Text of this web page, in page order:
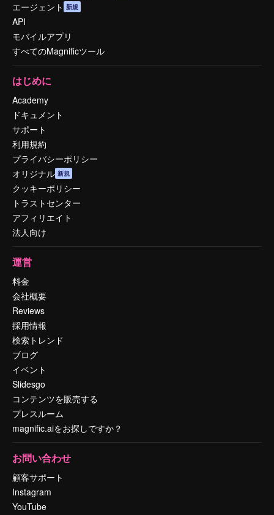
エージェント 新規
API
モバイルアプリ
すべてのMagnificツール
はじめに
Academy
ドキュメント
サポート
利用規約
プライバシーポリシー
オリジナル 新規
クッキーポリシー
トラストセンター
アフィリエイト
法人向け
運営
料金
会社概要
Reviews
採用情報
検索トレンド
ブログ
イベント
Slidesgo
コンテンツを販売する
プレスルーム
magnific.aiをお探しですか？
お問い合わせ
顧客サポート
Instagram
YouTube